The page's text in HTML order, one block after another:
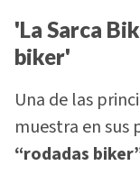
'La Sarca
biker'
Una de las
muestra en sus
“rodadas